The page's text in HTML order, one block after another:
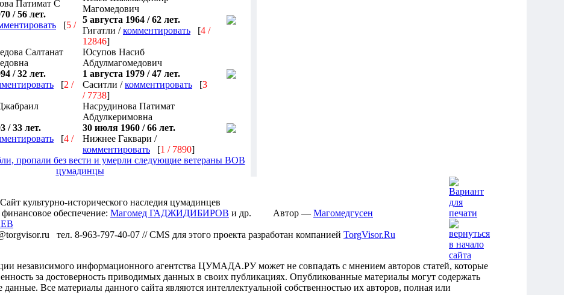
Патимат С
/ 56 лет.
[5 /
Магомедович
5 августа 1964 / 62 лет.
Гигатли /комментировать [4 /
12846]
Салтанат
/ 32 лет.
[2 /
Юсупов Насиб
Абдулмагомедович
1 августа 1979 / 47 лет.
Саситли /комментировать [3
/ 7738]
/ 33 лет.
[4 /
Насрудинова Патимат
Абдулкеримовна
30 июля 1960 / 66 лет.
Нижнее Гаквари /
комментировать [1 / 7890]
пропали без вести и умерли следующие ветераны ВОВ
цумадинцы
культурно-исторического наследия цумадинцев
обеспечение: Магомед ГАДЖИДИБИРОВ и др. Автор — Магомедгусен
тел. 8-963-797-40-07 // CMS для этого проекта разработан компанией TorgVisor.Ru
независимого информационного агентства ЦУМАДА.РУ может не совпадать с мнением авторов статей, которые
за достоверность приводимых данных в своих публикациях. Опубликованные материалы могут содержать
данные. Все материалы данного сайта являются интеллектуальной собственностью их авторов, полная или